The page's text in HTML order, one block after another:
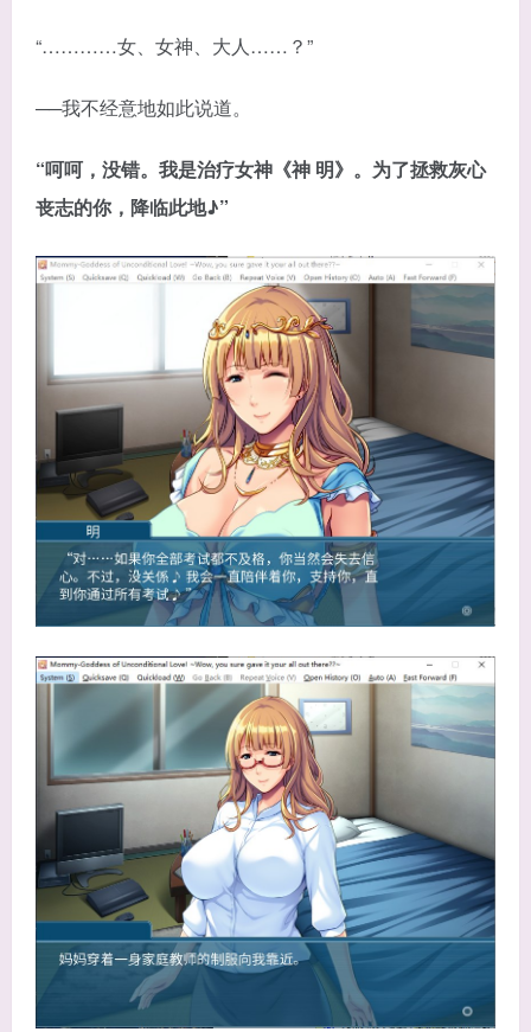
“…………女、女神、大人……？”
──我不经意地如此说道。
“呵呵，没错。我是治疗女神《神 明》。为了拯救灰心
丧志的你，降临此地♪”